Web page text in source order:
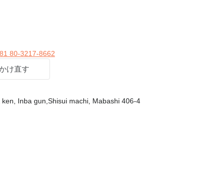
80-3217-8662
け直す
Inba gun,Shisui machi, Mabashi 406-4